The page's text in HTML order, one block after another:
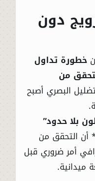
دون
خطورة تداول
من
البصري أصبح
بلا حدود”
أن التحقق من
أمر ضروري قبل
ميدانية.